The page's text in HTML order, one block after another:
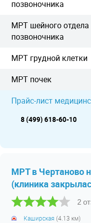
позвоночника
МРТ шейного отдела
позвоночника
МРТ грудной клетки
МРТ почек
Прайс-лист
8 (499) 618-60-10
МРТ в Чертаново
(клиника
2
Каширская (4.13 км)